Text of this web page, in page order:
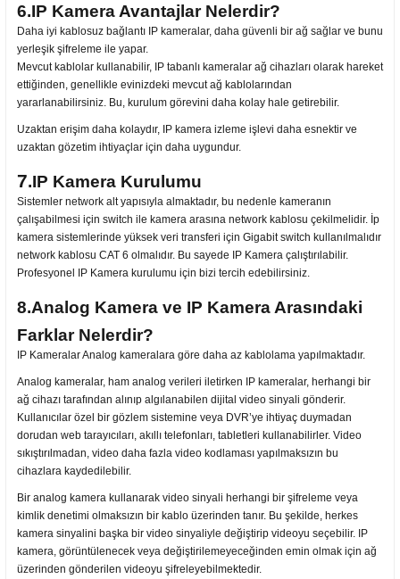
6.IP Kamera Avantajlar Nelerdir?
Daha iyi kablosuz bağlantı IP kameralar, daha güvenli bir ağ sağlar ve bunu
yerleşik şifreleme ile yapar.
Mevcut kablolar kullanabilir, IP tabanlı kameralar ağ cihazları olarak hareket
ettiğinden, genellikle evinizdeki mevcut ağ kablolarından
yararlanabilirsiniz. Bu, kurulum görevini daha kolay hale getirebilir.
Uzaktan erişim daha kolaydır, IP kamera izleme işlevi daha esnektir ve
uzaktan gözetim ihtiyaçlar için daha uygundur.
7.IP Kamera Kurulumu
Sistemler network alt yapısıyla almaktadır, bu nedenle kameranın
çalışabilmesi için switch ile kamera arasına network kablosu çekilmelidir. İp
kamera sistemlerinde yüksek veri transferi için Gigabit switch kullanılmalıdır
network kablosu CAT 6 olmalıdır. Bu sayede IP Kamera çalıştırılabilir.
Profesyonel IP Kamera kurulumu için bizi tercih edebilirsiniz.
8.Analog Kamera ve IP Kamera Arasındaki
Farklar Nelerdir?
IP Kameralar Analog kameralara göre daha az kablolama yapılmaktadır.
Analog kameralar, ham analog verileri iletirken IP kameralar, herhangi bir
ağ cihazı tarafından alınıp algılanabilen dijital video sinyali gönderir.
Kullanıcılar özel bir gözlem sistemine veya DVR’ye ihtiyaç duymadan
dorudan web tarayıcıları, akıllı telefonları, tabletleri kullanabilirler. Video
sıkıştırılmadan, video daha fazla video kodlaması yapılmaksızın bu
cihazlara kaydedilebilir.
Bir analog kamera kullanarak video sinyali herhangi bir şifreleme veya
kimlik denetimi olmaksızın bir kablo üzerinden tanır. Bu şekilde, herkes
kamera sinyalini başka bir video sinyaliyle değiştirip videoyu seçebilir. IP
kamera, görüntülenecek veya değiştirilemeyeceğinden emin olmak için ağ
üzerinden gönderilen videoyu şifreleyebilmektedir.